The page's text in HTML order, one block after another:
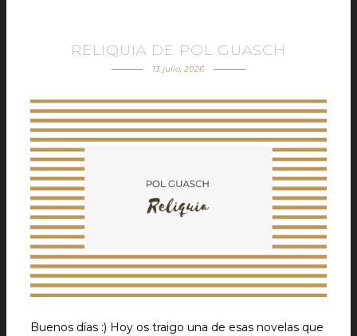
RELIQUIA DE POL GUASCH
13 julio, 2026
Buenos días :) Hoy os traigo una de esas novelas que